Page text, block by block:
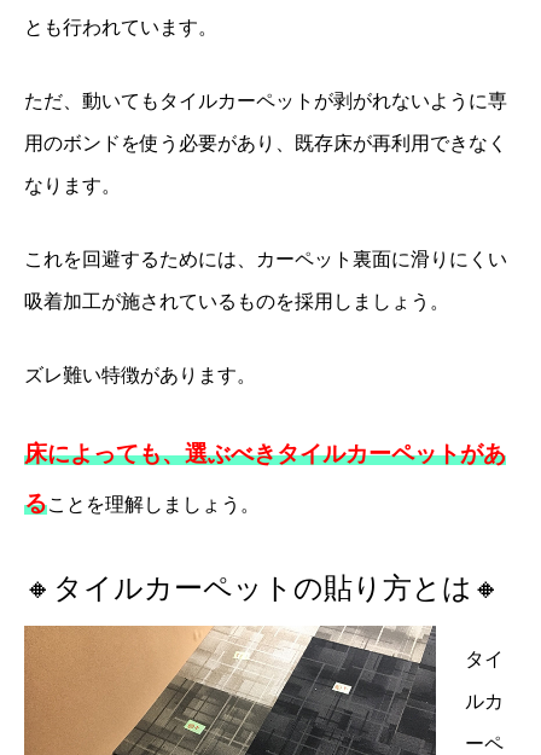
とも行われています。
ただ、動いてもタイルカーペットが剥がれないように専
用のボンドを使う必要があり、既存床が再利用できなく
なります。
これを回避するためには、カーペット裏面に滑りにくい
吸着加工が施されているものを採用しましょう。
ズレ難い特徴があります。
床によっても、選ぶべきタイルカーペットがあ
ることを理解しましょう。
🔸タイルカーペットの貼り方とは🔸
タイ
ルカ
ーペ